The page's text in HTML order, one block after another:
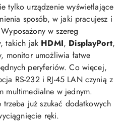
tylko urządzenie wyświetlające
sposób, w jaki pracujesz i
w szereg
takich jak HDMI, DisplayPort,
monitor umożliwia łatwe
peryferiów. Co więcej,
RS-232 i RJ-45 LAN czynią z
multimedialne w jednym.
już szukać dodatkowych
ręki.